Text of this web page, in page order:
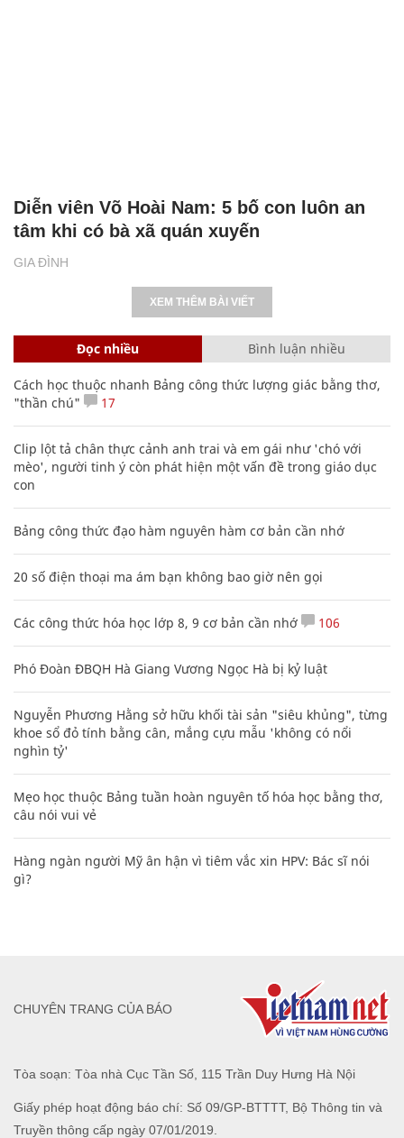
GIA ĐÌNH
Diễn viên Võ Hoài Nam: 5 bố con luôn an
tâm khi có bà xã quán xuyến
XEM THÊM BÀI VIẾT
Đọc nhiều Bình luận nhiều
Cách học thuộc nhanh Bảng công thức lượng giác bằng thơ,
"thần chú"
17
Clip lột tả chân thực cảnh anh trai và em gái như 'chó với
mèo', người tinh ý còn phát hiện một vấn đề trong giáo dục
con
Bảng công thức đạo hàm nguyên hàm cơ bản cần nhớ
20 số điện thoại ma ám bạn không bao giờ nên gọi
Các công thức hóa học lớp 8, 9 cơ bản cần nhớ 106
Phó Đoàn ĐBQH Hà Giang Vương Ngọc Hà bị kỷ luật
Nguyễn Phương Hằng sở hữu khối tài sản "siêu khủng", từng
khoe sổ đỏ tính bằng cân, mắng cựu mẫu 'không có nổi
nghìn tỷ'
Mẹo học thuộc Bảng tuần hoàn nguyên tố hóa học bằng thơ,
câu nói vui vẻ
Hàng ngàn người Mỹ ân hận vì tiêm vắc xin HPV: Bác sĩ nói
gì?
Tòa soạn: Tòa nhà Cục Tần Số, 115 Trần Duy Hưng Hà Nội
Giấy phép hoạt động báo chí: Số 09/GP-BTTTT, Bộ Thông tin và
Truyền thông cấp ngày 07/01/2019.
CHUYÊN TRANG CỦA BÁO